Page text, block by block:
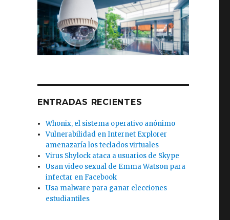
ENTRADAS RECIENTES
Whonix, el sistema operativo anónimo
Vulnerabilidad en Internet Explorer
amenazaría los teclados virtuales
Virus Shylock ataca a usuarios de Skype
Usan video sexual de Emma Watson para
infectar en Facebook
Usa malware para ganar elecciones
estudiantiles